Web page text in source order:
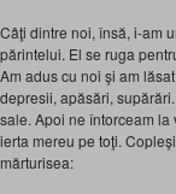
Câţi dintre noi, însă, i-am
părintelui. El se ruga
Am adus cu noi şi am
depresii, apăsări,
sale. Apoi ne întorceam
ierta mereu pe toţi.
mărturisea: